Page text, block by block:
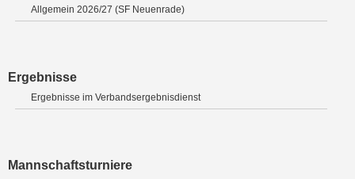
Allgemein 2026/27 (SF Neuenrade)
Ergebnisse
Ergebnisse im Verbandsergebnisdienst
Mannschaftsturniere